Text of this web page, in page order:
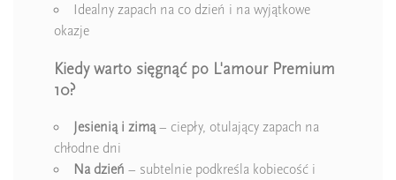
Idealny zapach na co dzień i na wyjątkowe
okazje
Kiedy warto sięgnąć po L'amour Premium
10?
Jesienią i zimą – ciepły, otulający zapach na
chłodne dni
Na dzień – subtelnie podkreśla kobiecość i